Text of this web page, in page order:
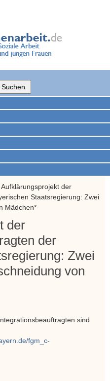
Aufklärungsprojekt der
Staatsregierung: Zwei
Mädchen*
der
der
Zwei
von
sind
fgm_c-